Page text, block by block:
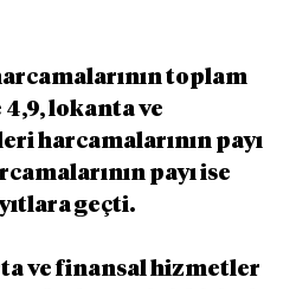
toplam
lokanta ve
harcamalarının payı
payı ise
geçti.
ve finansal hizmetler